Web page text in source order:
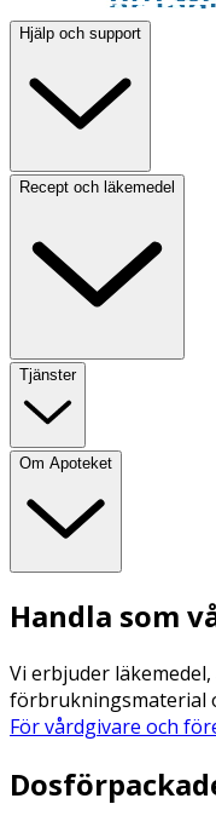
Hjälp och support
Recept och läkemedel
Tjänster
Om Apoteket
Handla som
Vi erbjuder
förbrukningsmaterial
För vårdgivare och